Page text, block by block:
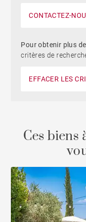
CONTACTEZ-
Pour obtenir plus
critères de
EFFACER LES
Ces biens